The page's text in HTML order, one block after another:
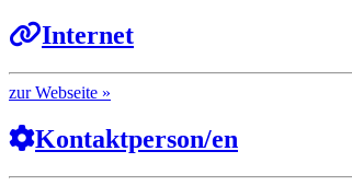
Internet
Webseite
Kontaktperson/en